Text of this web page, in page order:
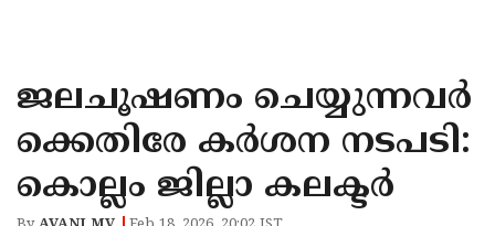
KANNUR
KASARAGOD
ജലചൂഷണം ചെയ്യുന്നവർ
ക്കെതിരേ കർശന നടപടി:
കൊല്ലം ജില്ലാ കലക്ടർ